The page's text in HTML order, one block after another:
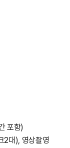
포함)
2대), 영상촬영